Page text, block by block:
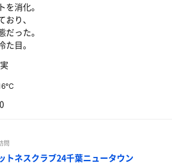
化。
に浴槽のふちで休憩したが
浸かったこともあり
ができた。
消化。
り、
だった。
目。
問
トネスクラブ24千葉ニュータウン